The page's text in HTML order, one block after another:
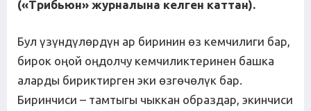
(«Трибьюн» журналына келген каттан).
Бул үзүндүлөрдүн ар биринин өз кемчилиги бар,
бирок оңой оңдолчу кемчиликтеринен башка
аларды бириктирген эки өзгөчөлүк бар.
Биринчиси – тамтыгы чыккан образдар, экинчиси